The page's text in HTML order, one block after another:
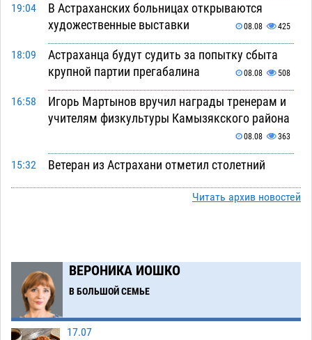
19:04
В Астраханских больницах открываются
художественные выставки
08.08 425
18:09
Астраханца будут судить за попытку сбыта
крупной партии прегабалина
08.08 508
16:58
Игорь Мартынов вручил награды тренерам и
учителям физкультуры Камызякского района
08.08 363
15:32
Ветеран из Астрахани отметил столетний
перехода, попал под колеса авто в Астрахани
12:02
Астраханский следком помог подростку
Читать архив новостей
ВЕРОНИКА ИОШКО
В БОЛЬШОЙ СЕМЬЕ
17.07